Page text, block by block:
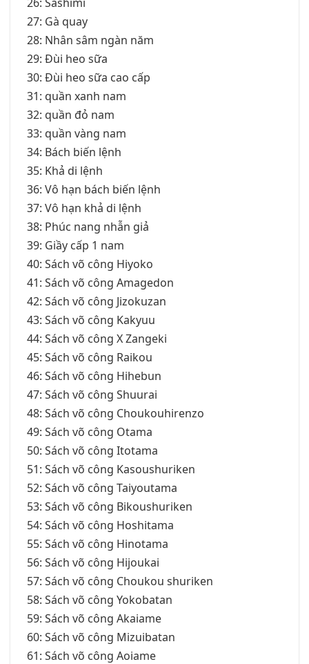
27: Gà quay
28: Nhân sâm ngàn năm
29: Đùi heo sữa
30: Đùi heo sữa cao cấp
31: quần xanh nam
32: quần đỏ nam
33: quần vàng nam
34: Bách biến lệnh
35: Khả di lệnh
36: Vô hạn bách biến lệnh
37: Vô hạn khả di lệnh
38: Phúc nang nhẫn giả
39: Giầy cấp 1 nam
40: Sách võ công Hiyoko
41: Sách võ công Amagedon
42: Sách võ công Jizokuzan
43: Sách võ công Kakyuu
44: Sách võ công X Zangeki
45: Sách võ công Raikou
46: Sách võ công Hihebun
47: Sách võ công Shuurai
48: Sách võ công Choukouhirenzo
49: Sách võ công Otama
50: Sách võ công Itotama
51: Sách võ công Kasoushuriken
52: Sách võ công Taiyoutama
53: Sách võ công Bikoushuriken
54: Sách võ công Hoshitama
55: Sách võ công Hinotama
56: Sách võ công Hijoukai
57: Sách võ công Choukou shuriken
58: Sách võ công Yokobatan
59: Sách võ công Akaiame
60: Sách võ công Mizuibatan
61: Sách võ công Aoiame